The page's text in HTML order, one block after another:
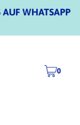
WHATSAPP
0